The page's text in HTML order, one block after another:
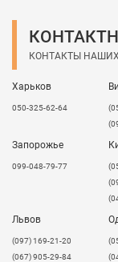
КОНТАКТЫ
Харьков
050-325-62-64
Запорожье
099-048-79-77
Львов
​(097) 169-21-20
(067) 905-29-84